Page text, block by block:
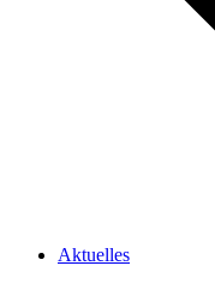
Aktuelles